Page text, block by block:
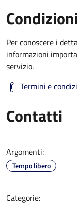
Per conoscere i
informazioni
servizio.
Termini e
Contatti
Argomenti:
Tempo libero
Categorie: